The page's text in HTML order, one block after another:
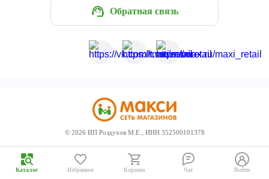
Обратная связь
© 2026 ИП Роздухов М.Е., ИНН 352500101378
Каталог Избранное Корзина Чат Войти